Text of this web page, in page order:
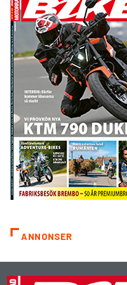
ANNONSER